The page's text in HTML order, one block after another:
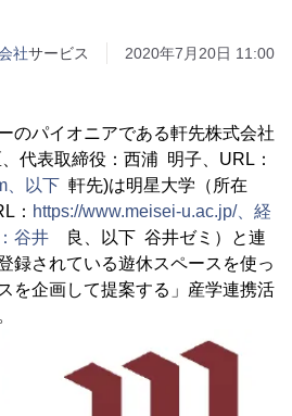
社サービス 2020年7月20日 11:00
のパイオニアである軒先株式会社
代表取締役：西浦 明子、URL：
、以下 軒先)は明星大学（所在
： https://www.meisei-u.ac.jp/、経
谷井 良、以下 谷井ゼミ）と連
録されている遊休スペースを使っ
を企画して提案する」産学連携活